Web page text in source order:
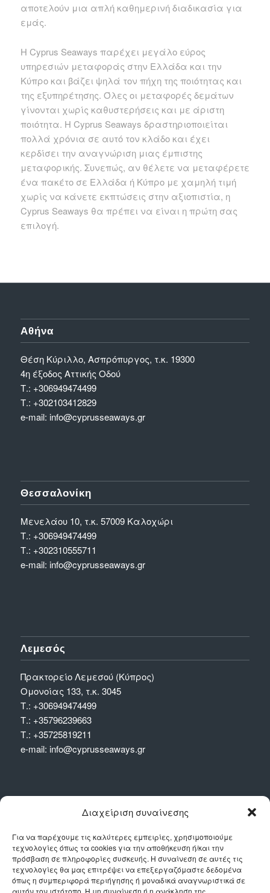
Διαχείριση συναίνεσης
Για να παρέχουμε τις καλύτερες εμπειρίες, χρησιμοποιούμε
τεχνολογίες όπως τα cookies για την αποθήκευση ή/και την
πρόσβαση σε πληροφορίες συσκευής. Η συναίνεση σε αυτές τις
τεχνολογίες θα μας επιτρέψει να επεξεργαζόμαστε δεδομένα
όπως η συμπεριφορά περιήγησης ή μοναδικά αναγνωριστικά σε
αυτόν τον ιστότοπο. Η μη συναίνεση ή η ανάκληση της
αποτελούν μια απλή καθημερινή διαδικασία για
εμάς.
Η Cyprus Seaways παρέχει μεγάλο εύρος
υπηρεσιών μεταφοράς στην Ελλάδα και την
Κύπρο και βάζει ψηλά τον πήχη της ποιότητας και
της εξυπηρέτησης. Όλες οι μεταφορές δεμάτων
γίνονται χωρίς καθυστερήσεις και με άριστη
ποιότητα. Η Cyprus Seaways δραστηριοποιείται
πολλά χρόνια σε αυτό τον κλάδο και έχει
κερδίσει την αναγνώριση μιας έμπιστης
μεταφορικής. Συνεπώς, αν θέλετε να μεταφέρετε
ένα πακέτο σε Ελλάδα ή Κύπρο με χαμηλή τιμή
χωρίς να κάνετε εκπτώσεις στην αξιοπιστία, η
Cyprus Seaways θα πρέπει να είναι η πρώτη σας
επιλογή.
Αθήνα
Θέση Κύριλλο, Ασπρόπυργος, τ.κ. 19300
4η έξοδος Αττικής Οδού
Τ.: +306949474499
Τ.: +302103412829
e-mail: info@cyprusseaways.gr
Θεσσαλονίκη
Μενελάου 10, τ.κ. 57009 Καλοχώρι
Τ.: +306949474499
Τ.: +302310555711
e-mail: info@cyprusseaways.gr
Λεμεσός
Πρακτορείο Λεμεσού (Κύπρος)
Ομονοίας 133, τ.κ. 3045
Τ.: +306949474499
Τ.: +35796239663
Τ.: +35725819211
e-mail: info@cyprusseaways.gr
ΑΝΑΧΩΡΗΣΕΙΣ
Αναχωρήσεις/Αφίξεις εβδομαδιαίες:
Πειραιάς – Λεμεσός & αντιστρόφως